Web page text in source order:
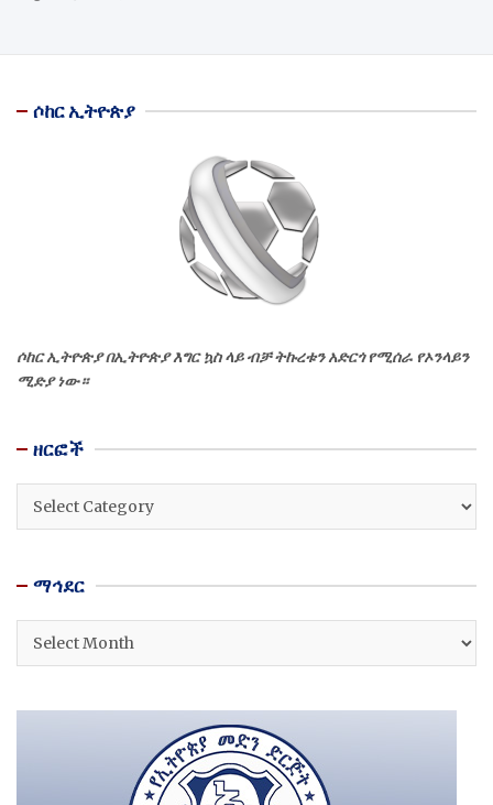
ሶከር ኢትዮጵያ
ሶከር ኢትዮጵያ በኢትዮጵያ እግር ኳስ ላይ ብቻ ትኩረቱን አድርጎ የሚሰራ የኦንላይን
ሚድያ ነው።
ዘርፎች
ዘርፎች
ማኅደር
ማኅደር